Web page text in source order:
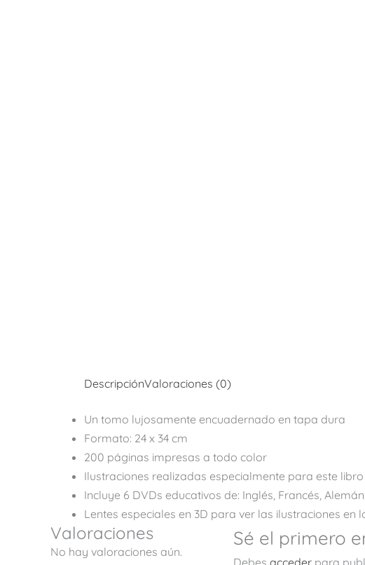
DescripciónValoraciones (0)
Un tomo lujosamente encuadernado en tapa dura
Formato: 24 x 34 cm
200 páginas impresas a todo color
Ilustraciones realizadas especialmente para este libro
Incluye 6 DVDs educativos de: Inglés, Francés,
Lentes especiales en 3D para ver las ilustraciones en
Valoraciones
No hay valoraciones aún.
Sé el primero
Debes acceder para